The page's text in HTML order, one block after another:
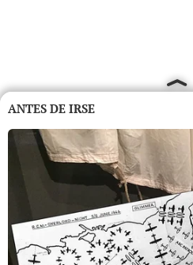
ANTES DE IRSE